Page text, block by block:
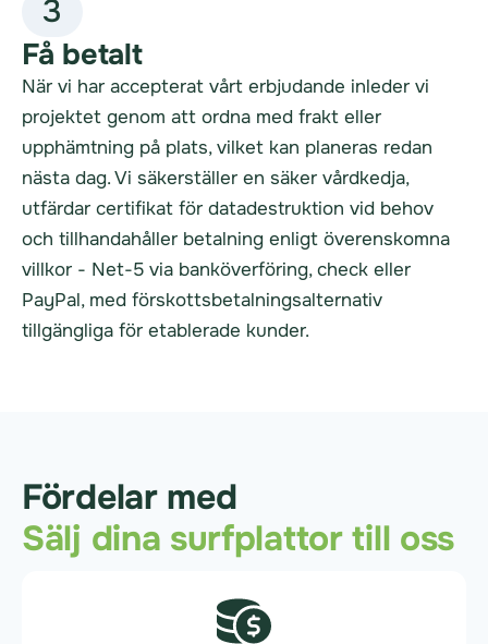
3
Få betalt
När vi har accepterat vårt erbjudande inleder vi
projektet genom att ordna med frakt eller
upphämtning på plats, vilket kan planeras redan
nästa dag. Vi säkerställer en säker vårdkedja,
utfärdar certifikat för datadestruktion vid behov
och tillhandahåller betalning enligt överenskomna
villkor - Net-5 via banköverföring, check eller
PayPal, med förskottsbetalningsalternativ
tillgängliga för etablerade kunder.
Fördelar med
Sälj dina surfplattor till oss